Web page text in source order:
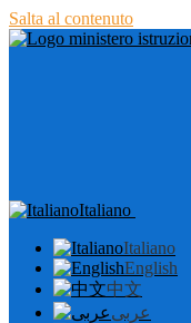
Salta al contenuto
Italiano
Italiano
English
中文
عربى